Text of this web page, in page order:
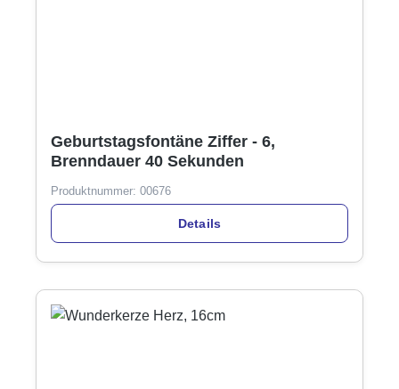
Geburtstagsfontäne Ziffer - 6,
Brenndauer 40 Sekunden
Produktnummer: 00676
Details